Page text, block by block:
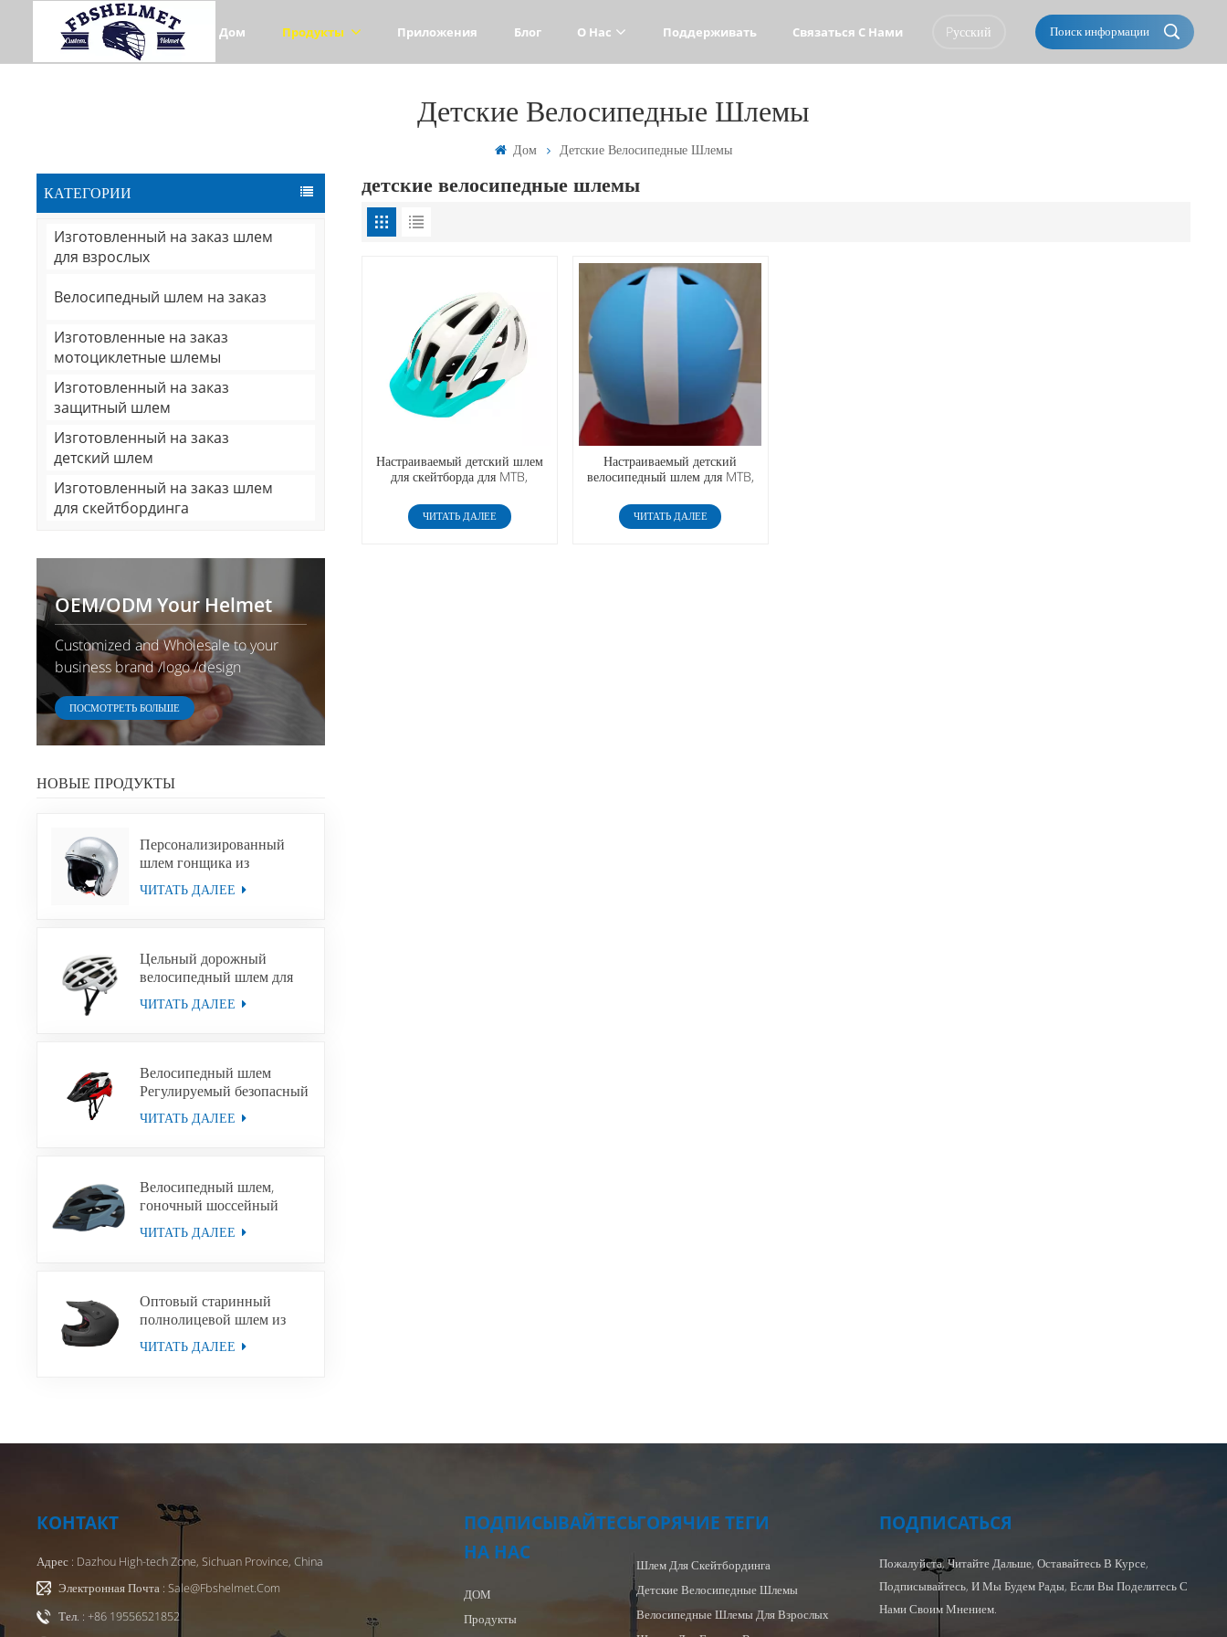
Дом Продукты Приложения Блог О Нас Поддерживать Связаться С Нами Pусский Поиск информации
Детские Велосипедные Шлемы
Дом Детские Велосипедные Шлемы
КАТЕГОРИИ
Изготовленный на заказ шлем
для взрослых
Велосипедный шлем на заказ
Изготовленные на заказ
мотоциклетные шлемы
Изготовленный на заказ
защитный шлем
Изготовленный на заказ
детский шлем
Изготовленный на заказ шлем
для скейтбординга
OEM/ODM Your Helmet
Customized and Wholesale to your
business brand /logo /design
ПОСМОТРЕТЬ БОЛЬШЕ
НОВЫЕ ПРОДУКТЫ
Персонализированный
шлем гонщика из
стекловолокна на заказ
ЧИТАТЬ ДАЛЕЕ
Цельный дорожный
велосипедный шлем для
взрослых, унисекс,
велосипедный шлем для
ЧИТАТЬ ДАЛЕЕ
Велосипедный шлем
Регулируемый безопасный
унисекс MTB
велосипедный скоростной
легкий велосипедный
шлем
ЧИТАТЬ ДАЛЕЕ
Велосипедный шлем,
гоночный шоссейный
велосипедный шлем для
мужчин и женщин,
ЧИТАТЬ ДАЛЕЕ
Оптовый старинный
полнолицевой шлем из
стекловолокна для
мотоциклетных шлемов
ЧИТАТЬ ДАЛЕЕ
детские велосипедные шлемы
Настраиваемый детский шлем
для скейтборда для MTB,
ЧИТАТЬ ДАЛЕЕ
Настраиваемый детский
велосипедный шлем для MTB,
ЧИТАТЬ ДАЛЕЕ
КОНТАКТ
Адрес : Dazhou High-tech Zone, Sichuan Province, China
Электронная Почта : Sale@fbshelmet.com
Тел. : +86 19556521852
ПОДПИСЫВАЙТЕСЬ
НА НАС
ДОМ
Продукты
ГОРЯЧИЕ ТЕГИ
Шлем Для Скейтбординга
Детские Велосипедные Шлемы
Велосипедные Шлемы Для Взрослых
ПОДПИСАТЬСЯ
Пожалуйста, Читайте Дальше, Оставайтесь В Курсе,
Подписывайтесь, И Мы Будем Рады, Если Вы Поделитесь С
Нами Своим Мнением.